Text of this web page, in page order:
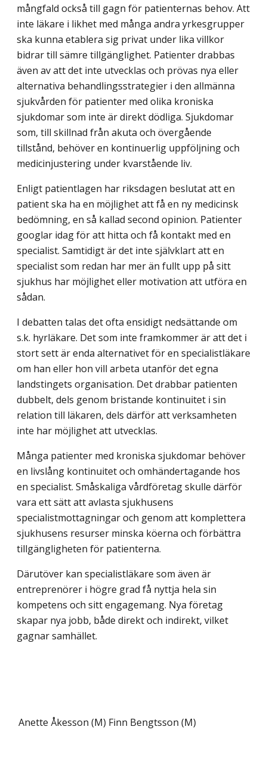
mångfald också till gagn för patienternas behov. Att
inte läkare i likhet med många andra yrkesgrupper
ska kunna etablera sig privat under lika villkor
bidrar till sämre tillgänglighet. Patienter drabbas
även av att det inte utvecklas och prövas nya eller
alternativa behandlingsstrategier i den allmänna
sjukvården för patienter med olika kroniska
sjukdomar som inte är direkt dödliga. Sjukdomar
som, till skillnad från akuta och övergående
tillstånd, behöver en kontinuerlig uppföljning och
medicinjustering under kvarstående liv.
Enligt patientlagen har riksdagen beslutat att en
patient ska ha en möjlighet att få en ny medicinsk
bedömning, en så kallad second opinion. Patienter
googlar idag för att hitta och få kontakt med en
specialist. Samtidigt är det inte självklart att en
specialist som redan har mer än fullt upp på sitt
sjukhus har möjlighet eller motivation att utföra en
sådan.
I debatten talas det ofta ensidigt nedsättande om
s.k. hyrläkare. Det som inte framkommer är att det i
stort sett är enda alternativet för en specialistläkare
om han eller hon vill arbeta utanför det egna
landstingets organisation. Det drabbar patienten
dubbelt, dels genom bristande kontinuitet i sin
relation till läkaren, dels därför att verksamheten
inte har möjlighet att utvecklas.
Många patienter med kroniska sjukdomar behöver
en livslång kontinuitet och omhändertagande hos
en specialist. Småskaliga vårdföretag skulle därför
vara ett sätt att avlasta sjukhusens
specialistmottagningar och genom att komplettera
sjukhusens resurser minska köerna och förbättra
tillgängligheten för patienterna.
Därutöver kan specialistläkare som även är
entreprenörer i högre grad få nyttja hela sin
kompetens och sitt engagemang. Nya företag
skapar nya jobb, både direkt och indirekt, vilket
gagnar samhället.
Anette Åkesson (M) Finn Bengtsson (M)